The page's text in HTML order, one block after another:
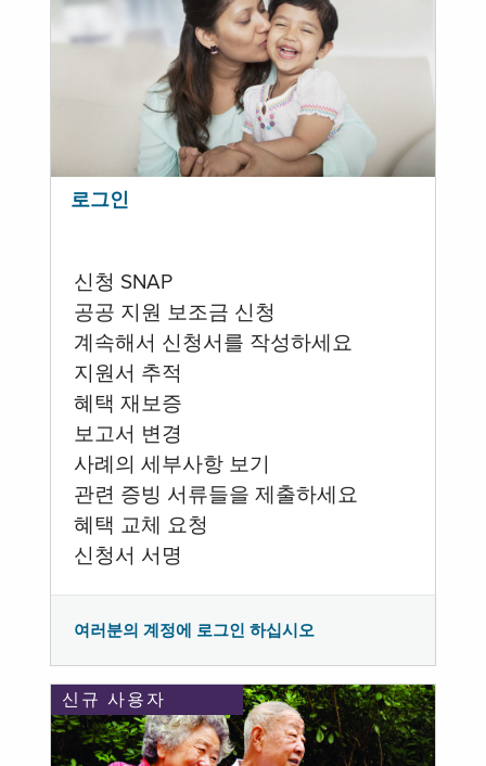
로그인
신청 SNAP
공공 지원 보조금 신청
계속해서 신청서를 작성하세요
지원서 추적
혜택 재보증
보고서 변경
사례의 세부사항 보기
관련 증빙 서류들을 제출하세요
혜택 교체 요청
신청서 서명
여러분의 계정에 로그인 하십시오
신규 사용자